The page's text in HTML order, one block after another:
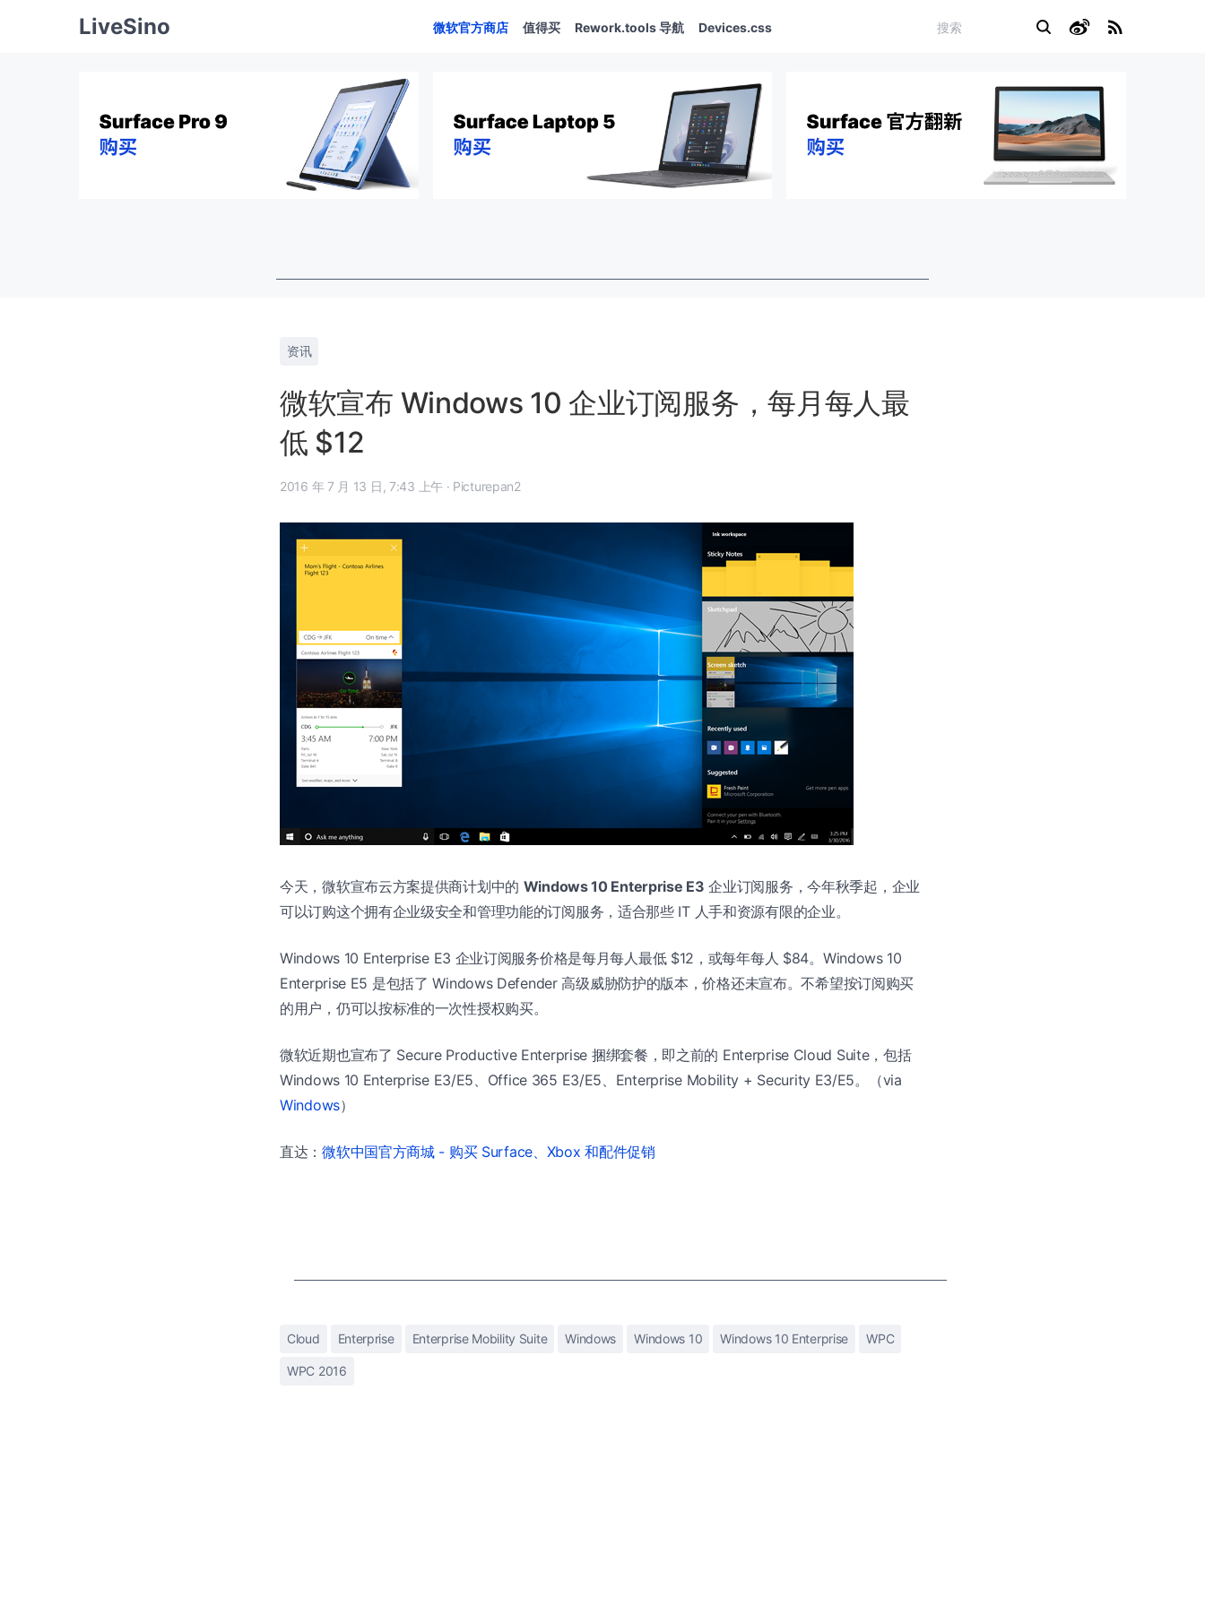
LiveSino 微软官方商店 值得买 Rework.tools 导航 Devices.css
资讯
微软宣布 Windows 10 企业订阅服务，每月每人最
低 $12
2016 年 7 月 13 日, 7:43 上午 · Picturepan2
今天，微软宣布云方案提供商计划中的 Windows 10 Enterprise E3 企业订阅服务，今年秋季起，企业
可以订购这个拥有企业级安全和管理功能的订阅服务，适合那些 IT 人手和资源有限的企业。
Windows 10 Enterprise E3 企业订阅服务价格是每月每人最低 $12，或每年每人 $84。Windows 10
Enterprise E5 是包括了 Windows Defender 高级威胁防护的版本，价格还未宣布。不希望按订阅购买
的用户，仍可以按标准的一次性授权购买。
微软近期也宣布了 Secure Productive Enterprise 捆绑套餐，即之前的 Enterprise Cloud Suite，包括
Windows 10 Enterprise E3/E5、Office 365 E3/E5、Enterprise Mobility + Security E3/E5。（via
Windows）
直达：微软中国官方商城 - 购买 Surface、Xbox 和配件促销
Cloud Enterprise Enterprise Mobility Suite Windows Windows 10 Windows 10 Enterprise WPC
WPC 2016